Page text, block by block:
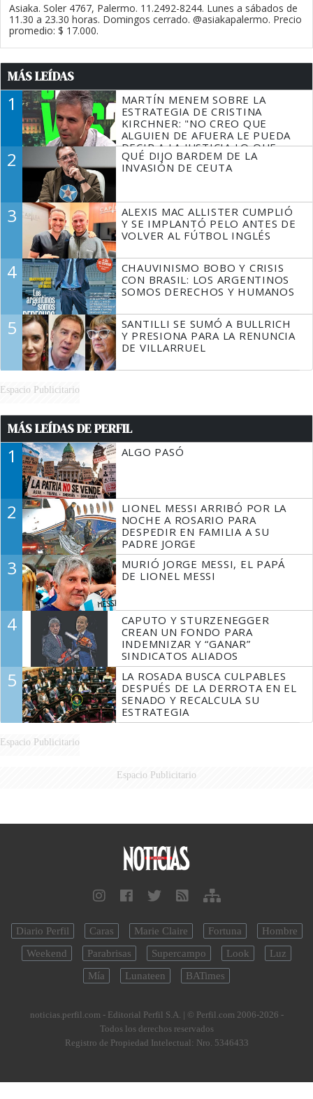
Asiaka. Soler 4767, Palermo. 11.2492-8244. Lunes a sábados de
11.30 a 23.30 horas. Domingos cerrado. @asiakapalermo. Precio
promedio: $ 17.000.
MÁS LEÍDAS
1
MARTÍN MENEM SOBRE LA
ESTRATEGIA DE CRISTINA
KIRCHNER: "NO CREO QUE
ALGUIEN DE AFUERA LE PUEDA
DECIR A LA JUSTICIA LO QUE
TIENE QUE HACER"
2
QUÉ DIJO BARDEM DE LA
INVASIÓN DE CEUTA
3
ALEXIS MAC ALLISTER CUMPLIÓ
Y SE IMPLANTÓ PELO ANTES DE
VOLVER AL FÚTBOL INGLÉS
4
CHAUVINISMO BOBO Y CRISIS
CON BRASIL: LOS ARGENTINOS
SOMOS DERECHOS Y HUMANOS
5
SANTILLI SE SUMÓ A BULLRICH
Y PRESIONA PARA LA RENUNCIA
DE VILLARRUEL
Espacio Publicitario
MÁS LEÍDAS DE PERFIL
1 ALGO PASÓ
2
LIONEL MESSI ARRIBÓ POR LA
NOCHE A ROSARIO PARA
DESPEDIR EN FAMILIA A SU
PADRE JORGE
3
MURIÓ JORGE MESSI, EL PAPÁ
DE LIONEL MESSI
4
CAPUTO Y STURZENEGGER
CREAN UN FONDO PARA
INDEMNIZAR Y “GANAR”
SINDICATOS ALIADOS
5
LA ROSADA BUSCA CULPABLES
DESPUÉS DE LA DERROTA EN EL
SENADO Y RECALCULA SU
ESTRATEGIA
Espacio Publicitario
Espacio Publicitario
Diario Perfil Caras Marie Claire Fortuna
Hombre
Weekend
Parabrisas Supercampo Look
Luz
Mía
Lunateen BATimes
noticias.perfil.com - Editorial Perfil S.A. | © Perfil.com 2006-2026 -
Todos los derechos reservados
Registro de Propiedad Intelectual: Nro. 5346433